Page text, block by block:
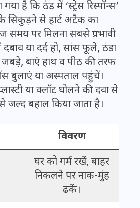
है कि ठंड में ‘स्ट्रेस रिस्पॉन्स’
सिकुड़ने से हार्ट अटैक का
समय पर मिलना सबसे प्रभावी
दबाव या दर्द हो, सांस फूले, ठंडा
जबड़े, बाएं हाथ व पीठ की तरफ
बुलाएं या अस्पताल पहुंचें।
या क्लॉट घोलने की दवा से
जल्द बहाल किया जाता है।
विवरण
घर को गर्म रखें, बाहर
निकलने पर नाक-मुंह
ढकें।